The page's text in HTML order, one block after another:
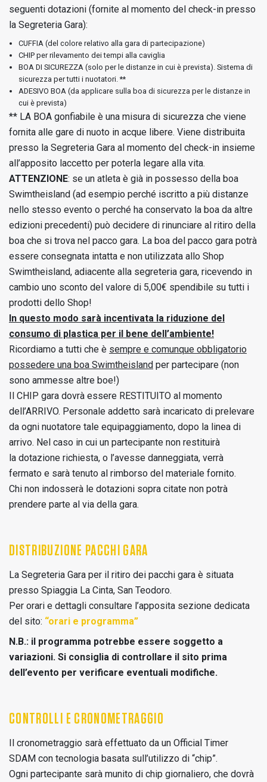
seguenti dotazioni (fornite al momento del check-in presso
la Segreteria Gara):
CUFFIA (del colore relativo alla gara di partecipazione)
CHIP per rilevamento dei tempi alla caviglia
BOA DI SICUREZZA (solo per le distanze in cui è prevista). Sistema di
sicurezza per tutti i nuotatori. **
ADESIVO BOA (da applicare sulla boa di sicurezza per le distanze in
cui è prevista)
** LA BOA gonfiabile è una misura di sicurezza che viene
fornita alle gare di nuoto in acque libere. Viene distribuita
presso la Segreteria Gara al momento del check-in insieme
all’apposito laccetto per poterla legare alla vita.
ATTENZIONE: se un atleta è già in possesso della boa
Swimtheisland (ad esempio perché iscritto a più distanze
nello stesso evento o perché ha conservato la boa da altre
edizioni precedenti) può decidere di rinunciare al ritiro della
boa che si trova nel pacco gara. La boa del pacco gara potrà
essere consegnata intatta e non utilizzata allo Shop
Swimtheisland, adiacente alla segreteria gara, ricevendo in
cambio uno sconto del valore di 5,00€ spendibile su tutti i
prodotti dello Shop!
In questo modo sarà incentivata la riduzione del
consumo di plastica per il bene dell’ambiente!
Ricordiamo a tutti che è sempre e comunque obbligatorio
possedere una boa Swimtheisland per partecipare (non
sono ammesse altre boe!)
Il CHIP gara dovrà essere RESTITUITO al momento
dell’ARRIVO. Personale addetto sarà incaricato di prelevare
da ogni nuotatore tale equipaggiamento, dopo la linea di
arrivo. Nel caso in cui un partecipante non restituirà
la dotazione richiesta, o l’avesse danneggiata, verrà
fermato e sarà tenuto al rimborso del materiale fornito.
Chi non indosserà le dotazioni sopra citate non potrà
prendere parte al via della gara.
DISTRIBUZIONE PACCHI GARA
La Segreteria Gara per il ritiro dei pacchi gara è situata
presso Spiaggia La Cinta, San Teodoro.
Per orari e dettagli consultare l’apposita sezione dedicata
del sito: “orari e programma”
N.B.: il programma potrebbe essere soggetto a
variazioni. Si consiglia di controllare il sito prima
dell’evento per verificare eventuali modifiche.
CONTROLLI E CRONOMETRAGGIO
Il cronometraggio sarà effettuato da un Official Timer
SDAM con tecnologia basata sull’utilizzo di “chip”.
Ogni partecipante sarà munito di chip giornaliero, che dovrà